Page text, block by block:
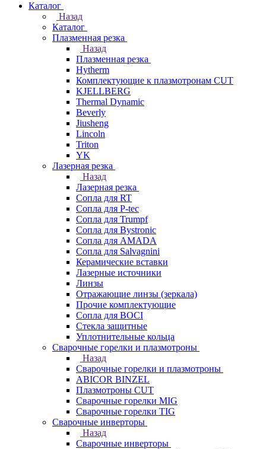
Каталог
Назад
Каталог
Плазменная резка
Назад
Плазменная резка
Hytherm
Комплектующие к плазмотронам CUT
KJELLBERG
Thermal Dynamic
Beverly
Jiusheng
Lincoln
Triton
YK
Лазерная резка
Назад
Лазерная резка
Сопла для RT
Сопла для P-tec
Сопла для Trumpf
Сопла для Bystronic
Сопла для AMADA
Сопла для Salvagnini
Керамические вставки
Лазерные источники
Линзы
Отражающие линзы (зеркала)
Прочие комплектующие
Сопла для BOCI
Стекла защитные
Уплотнительные кольца
Сварочные горелки и плазмотроны
Назад
Сварочные горелки и плазмотроны
ABICOR BINZEL
Плазмотроны CUT
Сварочные горелки MIG
Сварочные горелки TIG
Сварочные инверторы
Назад
Сварочные инверторы